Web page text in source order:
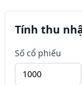
Tính thu
Số cổ phiếu